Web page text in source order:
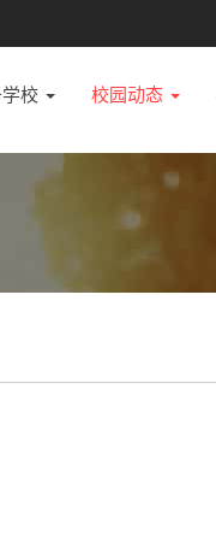
校 校园动态